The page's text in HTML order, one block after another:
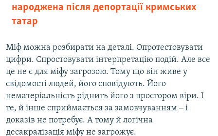
народжена після депортації кримських
татар
Міф можна розбирати на деталі. Опротестовувати
цифри. Спростовувати інтерпретацію подій. Але все
це не є для міфу загрозою. Тому що він живе у
свідомості людей, його сповідують. Його
нематеріальність ріднить його з простором віри. І
те, й інше сприймається за замовчуванням ‒ і
доказів не потребує. А тому й логічна
десакралізація міфу не загрожує.